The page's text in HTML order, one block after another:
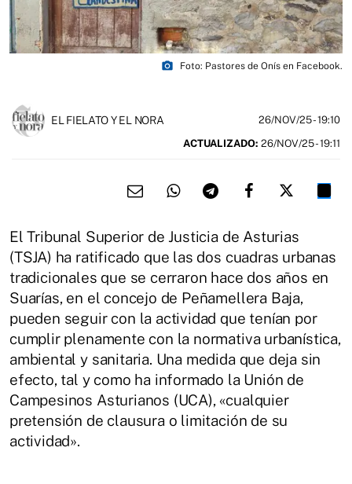
photo_camera Foto: Pastores de Onís en Facebook.
EL FIELATO Y EL NORA 26/NOV/25- 19:10
ACTUALIZADO: 26/NOV/25 - 19:11
El Tribunal Superior de Justicia de Asturias
(TSJA) ha ratificado que las dos cuadras urbanas
tradicionales que se cerraron hace dos años en
Suarías, en el concejo de Peñamellera Baja,
pueden seguir con la actividad que tenían por
cumplir plenamente con la normativa urbanística,
ambiental y sanitaria. Una medida que deja sin
efecto, tal y como ha informado la Unión de
Campesinos Asturianos (UCA), «cualquier
pretensión de clausura o limitación de su
actividad».